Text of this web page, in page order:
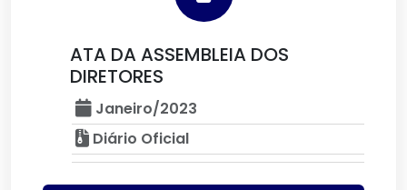
ATA DA ASSEMBLEIA DOS
DIRETORES
Janeiro/2023
Diário Oficial